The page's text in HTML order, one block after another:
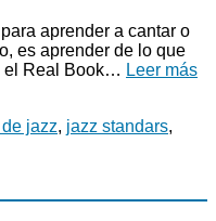
aprender a cantar o
es aprender de lo que
el Real Book… Leer más
jazz, jazz standars,